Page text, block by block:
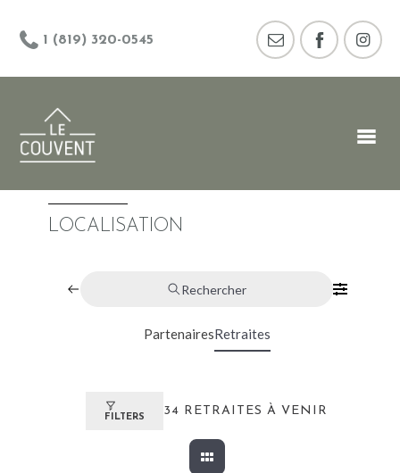
1 (819) 320-0545
LOCALISATION
Rechercher
PartenairesRetraites
FILTERS 34 RETRAITES À VENIR